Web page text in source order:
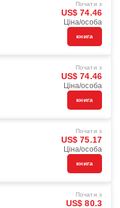
Почати з
US$ 74.46
Ціна/особа
книга
Почати з
US$ 74.46
Ціна/особа
книга
Почати з
US$ 75.17
Ціна/особа
книга
Почати з
US$ 80.3